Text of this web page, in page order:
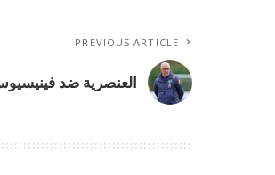
PREVIOUS ARTICLE
العنصرية ضد